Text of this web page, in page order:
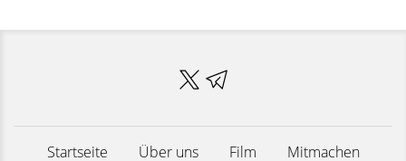
Startseite Über uns Film
Mitmachen